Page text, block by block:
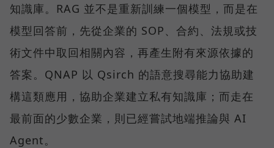
知識庫。RAG 並不是重新訓練一個模型，而是在
模型回答前，先從企業的 SOP、合約、法規或技
術文件中取回相關內容，再產生附有來源依據的
答案。QNAP 以 Qsirch 的語意搜尋能力協助建
構這類應用，協助企業建立私有知識庫；而走在
最前面的少數企業，則已經嘗試地端推論與 AI
Agent。